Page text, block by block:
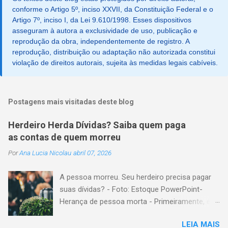
conforme o Artigo 5º, inciso XXVII, da Constituição Federal e o
Artigo 7º, inciso I, da Lei 9.610/1998. Esses dispositivos
asseguram à autora a exclusividade de uso, publicação e
reprodução da obra, independentemente de registro. A
reprodução, distribuição ou adaptação não autorizada constitui
violação de direitos autorais, sujeita às medidas legais cabíveis.
Postagens mais visitadas deste blog
Herdeiro Herda Dívidas? Saiba quem paga
as contas de quem morreu
PorAna Lucia Nicolau abril 07, 2026
A pessoa morreu. Seu herdeiro precisa pagar
suas dívidas? - Foto: Estoque PowerPoint-
Herança de pessoa morta - Primeiramente, é
formado pelos elementos, para transmissão
LEIA MAIS